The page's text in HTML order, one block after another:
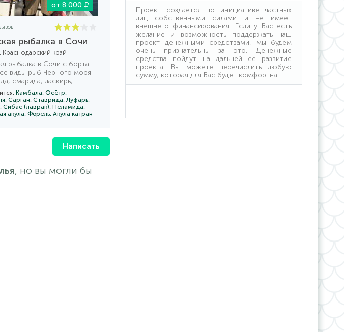
от 8 000
рыбалка в Сочи
Краснодарский край
рыбалка в Сочи с борта
виды рыб Черного моря.
смарида, ласкирь,
Камбала, Осётр,
Сарган, Ставрида,Луфарь,
Сибас (лаврак), Пеламида,
акула, Форель, Акула катран
Написать
, но вы могли бы
Проект создается по инициативе частных
лиц собственными силами и не имеет
внешнего финансирования. Если у Вас есть
желание и возможность поддержать наш
проект денежными средствами, мы будем
очень признательны за это. Денежные
средства пойдут на дальнейшее развитие
проекта. Вы можете перечислить любую
сумму, которая для Вас будет комфортна.